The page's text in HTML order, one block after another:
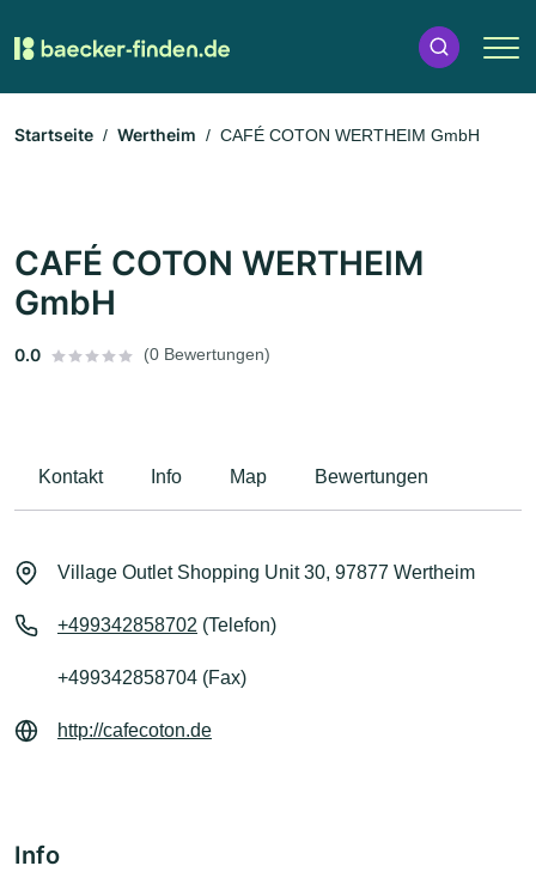
Startseite Wertheim CAFÉ COTON WERTHEIM GmbH
CAFÉ COTON WERTHEIM
GmbH
0.0 (0 Bewertungen)
Kontakt Info Map Bewertungen
Village Outlet Shopping Unit 30, 97877 Wertheim
+499342858702 (Telefon)
+499342858704 (Fax)
http://cafecoton.de
Info